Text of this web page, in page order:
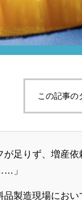
この記事の
が足りず、増産
」
品製造現場にお